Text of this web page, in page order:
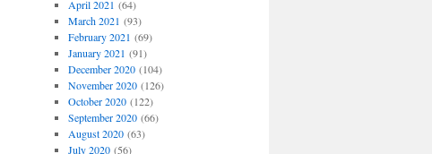
April 2021 (64)
March 2021 (93)
February 2021 (69)
January 2021 (91)
December 2020(104)
November 2020(126)
October 2020(122)
September 2020(66)
August 2020(63)
July 2020(56)